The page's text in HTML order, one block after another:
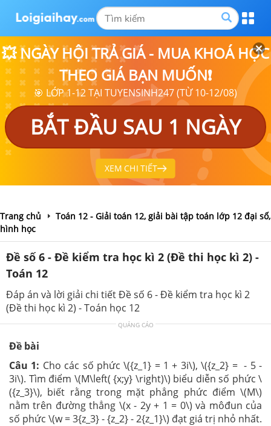
💥 NGÀY HỘI TRẢ GIÁ - MUA KHOÁ HỌC
THEO GIÁ BẠN MUỐN❗
🎯 LỚP 1-12 TẠI TUYENSINH247 (TỪ 10-12/08)
BẮT ĐẦU SAU 1 NGÀY
XEM CHI TIẾT
Trang chủ
Toán 12 - Giải toán 12, giải bài tập toán lớp 12 đại số,
hình học
Đề số 6 - Đề kiểm tra học kì 2 (Đề thi học kì 2) -
Toán 12
Đáp án và lời giải chi tiết Đề số 6 - Đề kiểm tra học kì 2
(Đề thi học kì 2) - Toán học 12
QUẢNG CÁO
Đề bài
Câu 1: Cho các số phức \({z_1} = 1 + 3i\), \({z_2} = - 5 -
3i\). Tìm điểm \(M\left( {x;y} \right)\) biểu diễn số phức \
({z_3}\), biết rằng trong mặt phẳng phức điểm \(M\)
nằm trên đường thẳng \(x - 2y + 1 = 0\) và môđun của
số phức \(w = 3{z_3} - {z_2} - 2{z_1}\) đạt giá trị nhỏ nhất.